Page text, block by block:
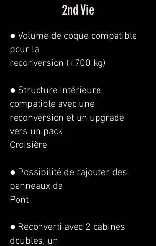
2nd Vie
● Volume de coque compatible
pour la
reconversion (+700 kg)
● Structure intérieure
compatible avec une
reconversion et un upgrade
vers un pack
Croisière
● Possibilité de rajouter des
panneaux de
Pont
● Reconverti avec 2 cabines
doubles, un